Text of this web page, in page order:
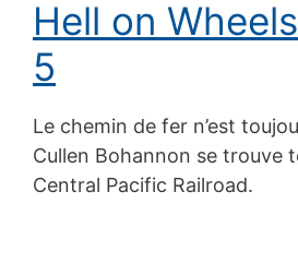
Hell on
5
Le chemin de fer n’est
Cullen Bohannon se trouve
Central Pacific Railroad.